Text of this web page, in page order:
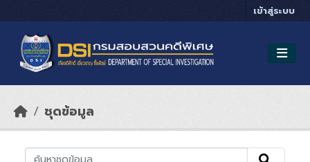
เข้าสู่ระบบ
ชุดข้อมูล